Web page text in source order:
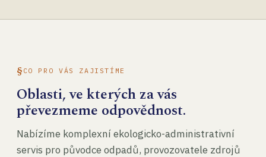
CO PRO VÁS ZAJISTÍME
Oblasti, ve kterých za vás
převezmeme odpovědnost.
Nabízíme komplexní ekologicko-administrativní
servis pro původce odpadů, provozovatele zdrojů